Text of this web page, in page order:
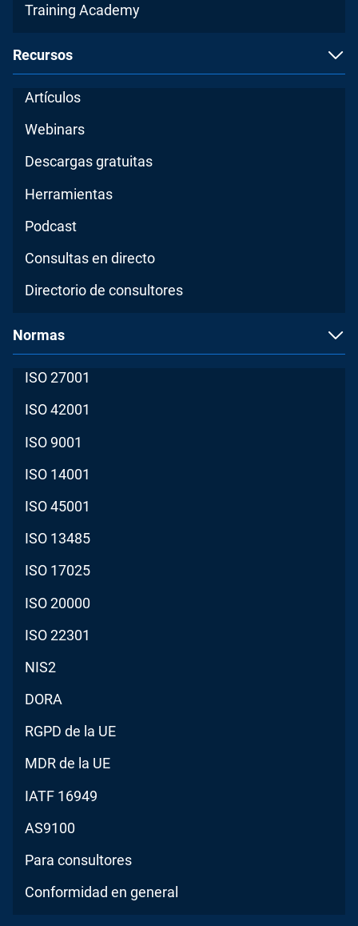
Training Academy
Recursos
Artículos
Webinars
Descargas gratuitas
Herramientas
Podcast
Consultas en directo
Directorio de consultores
Normas
ISO 27001
ISO 42001
ISO 9001
ISO 14001
ISO 45001
ISO 13485
ISO 17025
ISO 20000
ISO 22301
NIS2
DORA
RGPD de la UE
MDR de la UE
IATF 16949
AS9100
Para consultores
Conformidad en general